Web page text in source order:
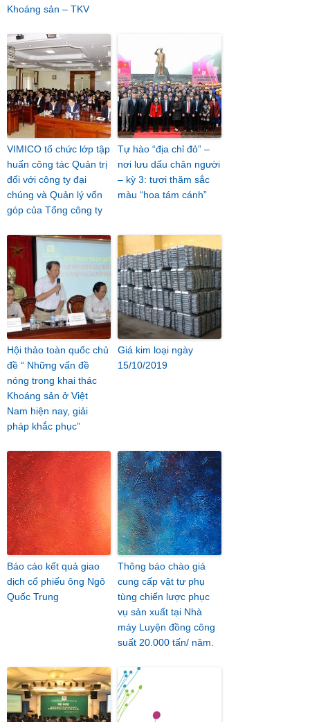
Khoáng sản – TKV
VIMICO tổ chức lớp tập
huấn công tác Quản trị
đối với công ty đại
chúng và Quản lý vốn
góp của Tổng công ty
Tự hào “địa chỉ đỏ” –
nơi lưu dấu chân người
– kỳ 3: tươi thăm sắc
màu “hoa tám cánh”
Hội thảo toàn quốc chủ
đề “ Những vấn đề
nóng trong khai thác
Khoáng sản ở Việt
Nam hiện nay, giải
pháp khắc phục”
Giá kim loại ngày
15/10/2019
Báo cáo kết quả giao
dịch cổ phiếu ông Ngô
Quốc Trung
Thông báo chào giá
cung cấp vật tư phụ
tùng chiến lược phục
vụ sản xuất tại Nhà
máy Luyện đồng công
suất 20.000 tấn/ năm.